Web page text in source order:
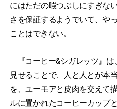
にはただの暇つぶしにすぎな
さを保証するようでいて、や
ことはできない。
『コーヒー&シガレッツ』は
見せることで、人と人とが本
を、ユーモアと皮肉を交えて
ルに置かれたコーヒーカップ